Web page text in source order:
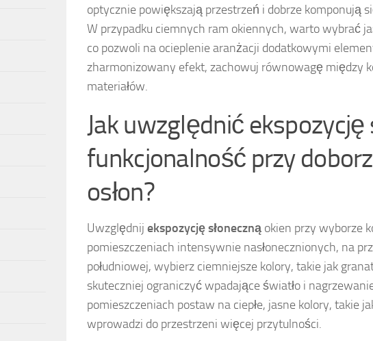
optycznie powiększają przestrzeń i dobrze komponują
W przypadku ciemnych ram okiennych, warto wybrać
co pozwoli na ocieplenie aranżacji dodatkowymi
zharmonizowany efekt, zachowuj równowagę między
materiałów.
Jak uwzględnić ekspozycję
funkcjonalność przy
osłon?
Uwzględnij ekspozycję słoneczną okien przy wyborze
pomieszczeniach intensywnie nasłonecznionych, na
południowej, wybierz ciemniejsze kolory, takie jak
skuteczniej ograniczyć wpadające światło i
pomieszczeniach postaw na ciepłe, jasne kolory, takie
wprowadzi do przestrzeni więcej przytulności.